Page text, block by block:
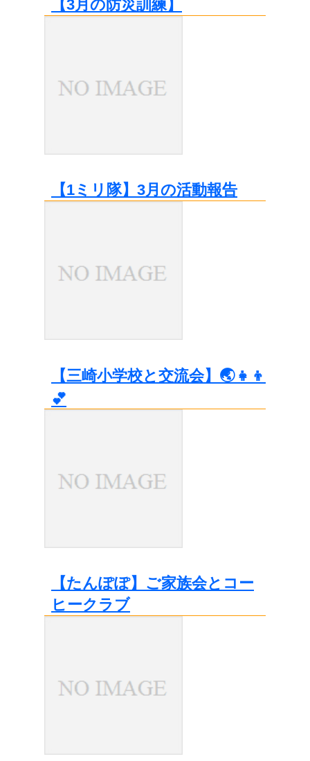
【3月の防災訓練】
【1ミリ隊】3月の活動報告
【三崎小学校と交流会】🌏👧👦
💕
【たんぽぽ】ご家族会とコー
ヒークラブ